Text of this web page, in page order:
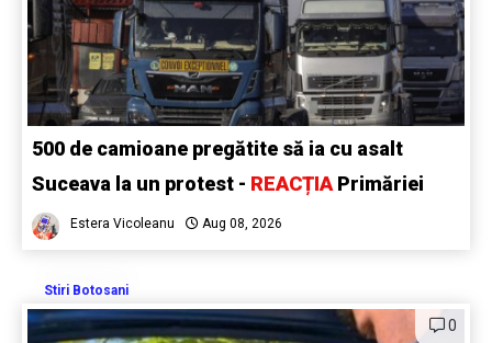
500 de camioane pregătite să ia cu asalt
Suceava la un protest - REACȚIAPrimăriei
Estera Vicoleanu Aug 08, 2026
Stiri Botosani
0